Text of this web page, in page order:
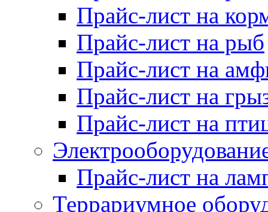
Прайс-лист на
Прайс-лист на рыб
Прайс-лист на
Прайс-лист на
Прайс-лист на
Прайс-лист на
Террариумное